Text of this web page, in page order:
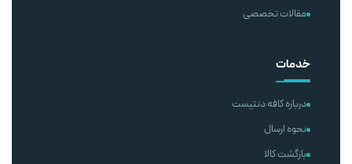
مقالات تخصصی
خدمات
درباره کافه دنتیست
نحوه ارسال
بازگشت کالا